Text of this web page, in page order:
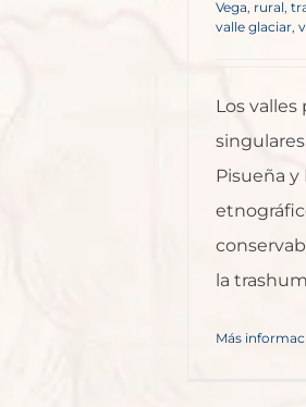
Vega rural
valle glaciar
Los
Pisueña
la
Más